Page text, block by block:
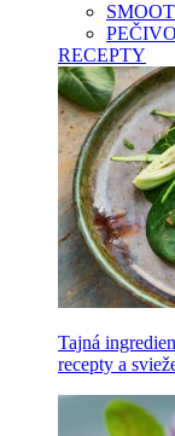
PEČIVO
RECEPTY
Tajná
recepty a